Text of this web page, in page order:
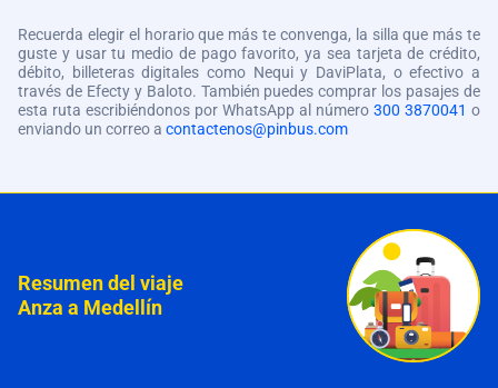
Recuerda elegir el horario que más te convenga, la silla que más te
guste y usar tu medio de pago favorito, ya sea tarjeta de crédito,
débito, billeteras digitales como Nequi y DaviPlata, o efectivo a
través de Efecty y Baloto. También puedes comprar los pasajes de
esta ruta escribiéndonos por WhatsApp al número 300 3870041 o
enviando un correo a contactenos@pinbus.com
Resumen del viaje
Anza a Medellín